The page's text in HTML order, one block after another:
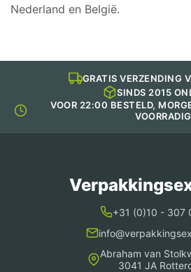
Nederland en België.
GRATIS VERZENDING
SINDS 2015
VOOR 22:00 BESTELD,
VOORRADIG
+31 (0)10 - 307
Abraham van
3041 JA